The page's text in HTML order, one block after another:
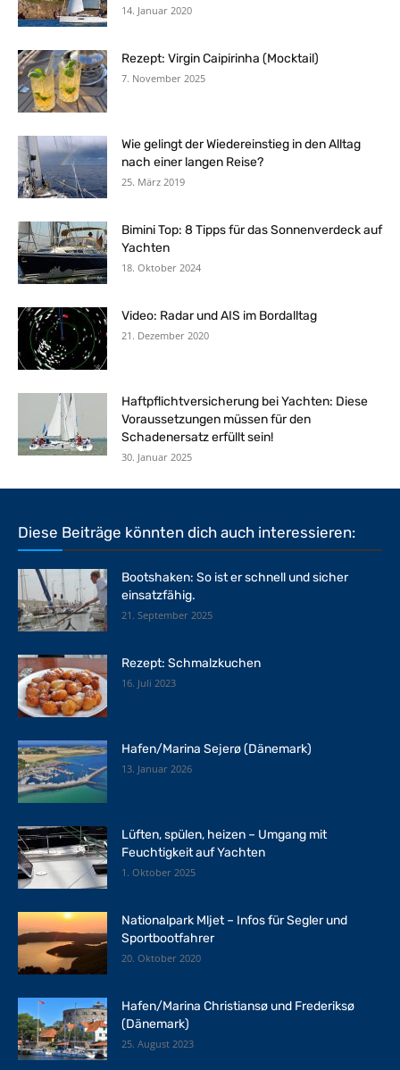
14. Januar 2020
Rezept: Virgin Caipirinha (Mocktail)
7. November 2025
Wie gelingt der Wiedereinstieg in den Alltag
nach einer langen Reise?
25. März 2019
Bimini Top: 8 Tipps für das Sonnenverdeck auf
Yachten
18. Oktober 2024
Video: Radar und AIS im Bordalltag
21. Dezember 2020
Haftpflichtversicherung bei Yachten: Diese
Voraussetzungen müssen für den
Schadenersatz erfüllt sein!
30. Januar 2025
Diese Beiträge könnten dich auch interessieren:
Bootshaken: So ist er schnell und sicher
einsatzfähig.
21. September 2025
Rezept: Schmalzkuchen
16. Juli 2023
Hafen/Marina Sejerø (Dänemark)
13. Januar 2026
Lüften, spülen, heizen – Umgang mit
Feuchtigkeit auf Yachten
1. Oktober 2025
Nationalpark Mljet – Infos für Segler und
Sportbootfahrer
20. Oktober 2020
Hafen/Marina Christiansø und Frederiksø
(Dänemark)
25. August 2023